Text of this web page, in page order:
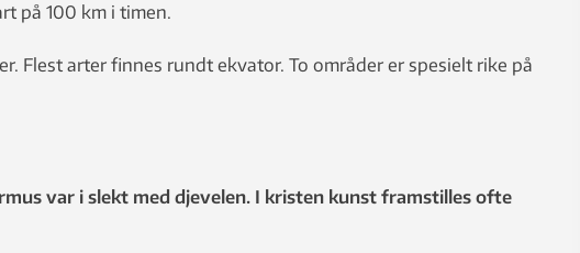
på 100 km i timen.
Flest arter finnes rundt ekvator. To områder er spesielt rike på
var i slekt med djevelen. I kristen kunst framstilles ofte